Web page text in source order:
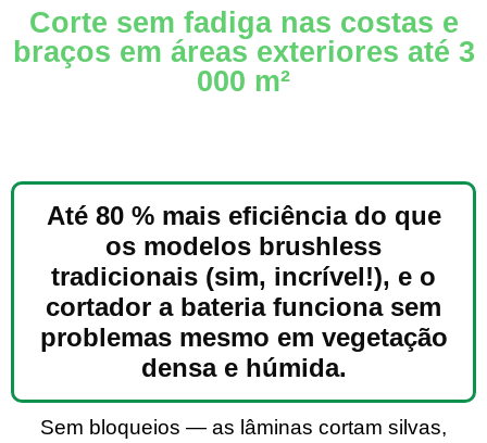
Corte sem fadiga nas costas e
braços em áreas exteriores até 3
000 m²
Até 80 % mais eficiência do que
os modelos brushless
tradicionais (sim, incrível!), e o
cortador a bateria funciona sem
problemas mesmo em vegetação
densa e húmida.
Sem bloqueios — as lâminas cortam silvas,